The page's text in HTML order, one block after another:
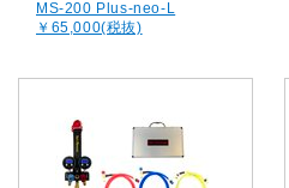
MS-200 Plus-neo-L
￥65,000(税抜)